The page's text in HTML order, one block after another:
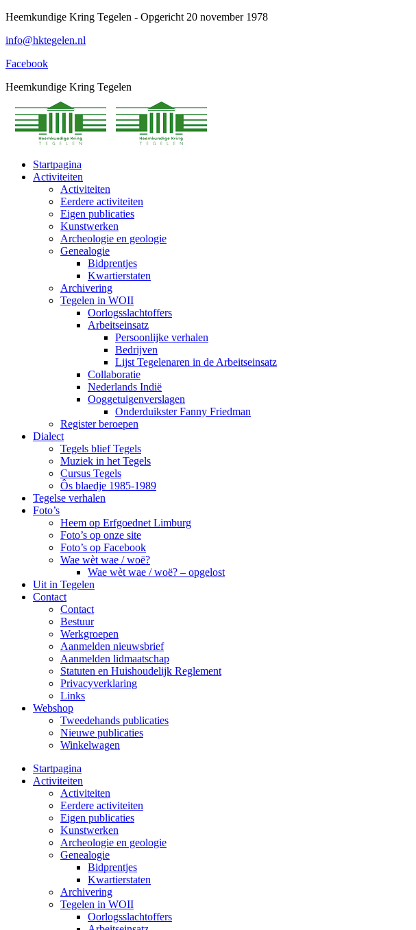
Spring
content
Heemkundige Kring Tegelen - Opgericht 20 november 1978
info@hktegelen.nl
Facebook
Heemkundige Kring Tegelen
Startpagina
Activiteiten
Activiteiten
Eerdere activiteiten
Eigen publicaties
Kunstwerken
Archeologie en geologie
Genealogie
Bidprentjes
Kwartierstaten
Archivering
Tegelen in WOII
Oorlogsslachtoffers
Arbeitseinsatz
Persoonlijke verhalen
Bedrijven
Lijst Tegelenaren in de Arbeitseinsatz
Collaboratie
Nederlands Indië
Ooggetuigenverslagen
Onderduikster Fanny Friedman
Register beroepen
Dialect
Tegels blief Tegels
Muziek in het Tegels
Cursus Tegels
Ôs blaedje 1985-1989
Tegelse verhalen
Foto’s
Heem op Erfgoednet Limburg
Foto’s op onze site
Foto’s op Facebook
Wae wèt wae / woë?
Wae wèt wae / woë? – opgelost
Uit in Tegelen
Contact
Contact
Bestuur
Werkgroepen
Aanmelden nieuwsbrief
Aanmelden lidmaatschap
Statuten en Huishoudelijk Reglement
Privacyverklaring
Links
Webshop
Tweedehands publicaties
Nieuwe publicaties
Winkelwagen
Startpagina
Activiteiten
Activiteiten
Eerdere activiteiten
Eigen publicaties
Kunstwerken
Archeologie en geologie
Genealogie
Bidprentjes
Kwartierstaten
Archivering
Tegelen in WOII
Oorlogsslachtoffers